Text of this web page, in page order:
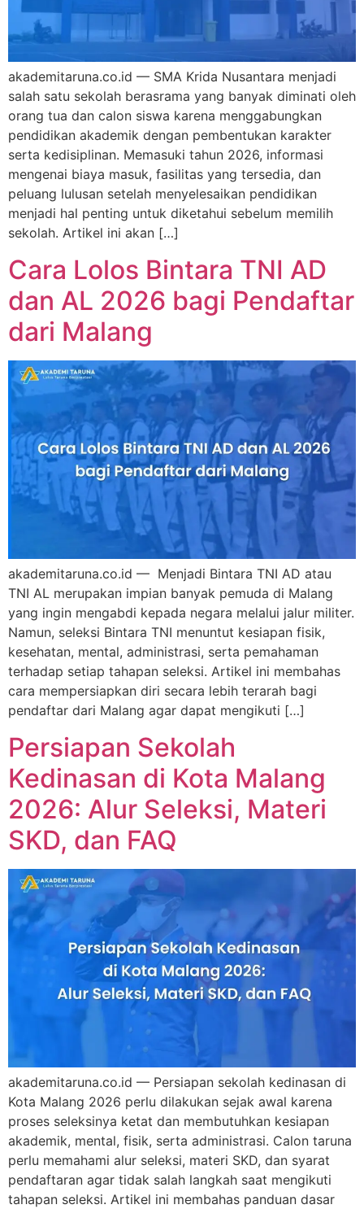
akademitaruna.co.id — SMA Krida Nusantara menjadi
salah satu sekolah berasrama yang banyak diminati oleh
orang tua dan calon siswa karena menggabungkan
pendidikan akademik dengan pembentukan karakter
serta kedisiplinan. Memasuki tahun 2026, informasi
mengenai biaya masuk, fasilitas yang tersedia, dan
peluang lulusan setelah menyelesaikan pendidikan
menjadi hal penting untuk diketahui sebelum memilih
sekolah. Artikel ini akan […]
Cara Lolos Bintara TNI AD
dan AL 2026 bagi Pendaftar
dari Malang
akademitaruna.co.id — Menjadi Bintara TNI AD atau
TNI AL merupakan impian banyak pemuda di Malang
yang ingin mengabdi kepada negara melalui jalur militer.
Namun, seleksi Bintara TNI menuntut kesiapan fisik,
kesehatan, mental, administrasi, serta pemahaman
terhadap setiap tahapan seleksi. Artikel ini membahas
cara mempersiapkan diri secara lebih terarah bagi
pendaftar dari Malang agar dapat mengikuti […]
Persiapan Sekolah
Kedinasan di Kota Malang
2026: Alur Seleksi, Materi
SKD, dan FAQ
akademitaruna.co.id — Persiapan sekolah kedinasan di
Kota Malang 2026 perlu dilakukan sejak awal karena
proses seleksinya ketat dan membutuhkan kesiapan
akademik, mental, fisik, serta administrasi. Calon taruna
perlu memahami alur seleksi, materi SKD, dan syarat
pendaftaran agar tidak salah langkah saat mengikuti
tahapan seleksi. Artikel ini membahas panduan dasar